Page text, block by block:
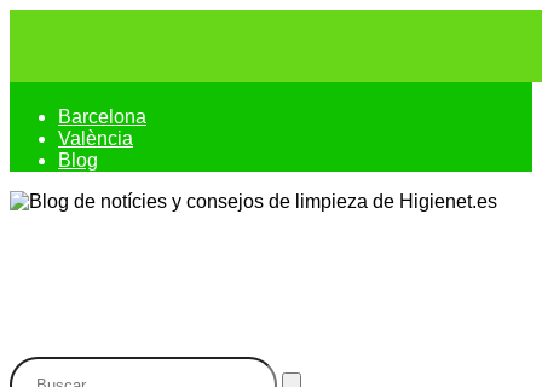
Barcelona
València
Blog